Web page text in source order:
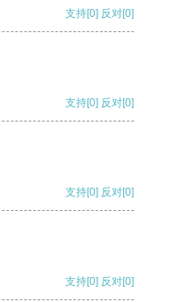
支持[0] 反对[0]
支持[0] 反对[0]
支持[0] 反对[0]
支持[0] 反对[0]